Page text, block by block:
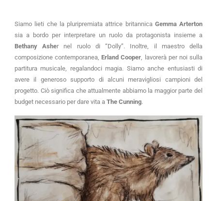
Siamo lieti che la pluripremiata attrice britannica Gemma Arterton
Bethany Asher nel ruolo di “Dolly”. Inoltre, il maestro della
composizione contemporanea, Erland Cooper , lavorerà per noi sulla
partitura musicale, regalandoci magia. Siamo anche entusiasti di
avere il generoso supporto di alcuni meravigliosi campioni del
progetto. Ciò significa che attualmente abbiamo la maggior parte del
budget necessario per dare vita a The Cunning.